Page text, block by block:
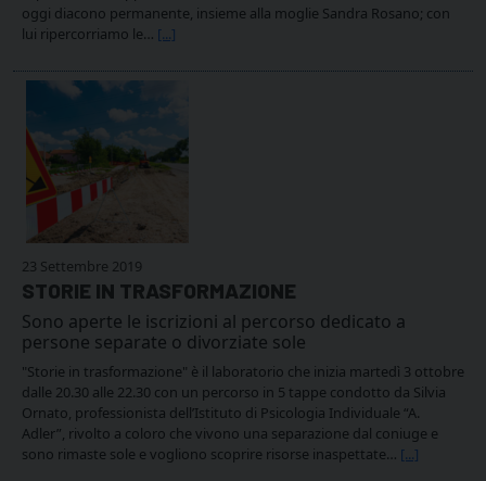
oggi diacono permanente, insieme alla moglie Sandra Rosano; con
lui ripercorriamo le… [...]
23 Settembre 2019
STORIE IN TRASFORMAZIONE
Sono aperte le iscrizioni al percorso dedicato a
persone separate o divorziate sole
"Storie in trasformazione" è il laboratorio che inizia martedì 3 ottobre
dalle 20.30 alle 22.30 con un percorso in 5 tappe condotto da Silvia
Ornato, professionista dell’Istituto di Psicologia Individuale “A.
Adler”, rivolto a coloro che vivono una separazione dal coniuge e
sono rimaste sole e vogliono scoprire risorse inaspettate… [...]